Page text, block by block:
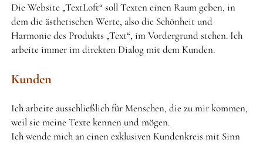
Die Website „TextLoft“ soll Texten einen Raum geben, in
dem die ästhetischen Werte, also die Schönheit und
Harmonie des Produkts „Text“, im Vordergrund stehen. Ich
arbeite immer im direkten Dialog mit dem Kunden.
Kunden
Ich arbeite ausschließlich für Menschen, die zu mir kommen,
weil sie meine Texte kennen und mögen.
Ich wende mich an einen exklusiven Kundenkreis mit Sinn